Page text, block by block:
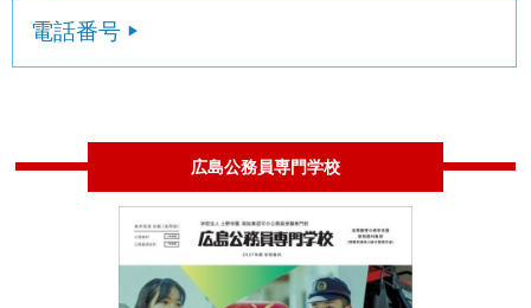
電話番号
広島公務員専門学校